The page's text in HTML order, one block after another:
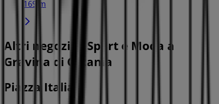
169 m
Altri negozi di Sport e Moda a
Gravina di Catania
Piazza Italia